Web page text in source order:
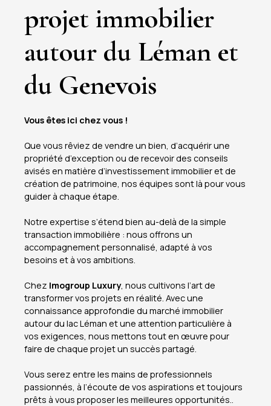
projet immobilier
autour du Léman et
du Genevois
Vous êtes ici chez vous !
Que vous rêviez de vendre un bien, d’acquérir une
propriété d’exception ou de recevoir des conseils
avisés en matière d’investissement immobilier et de
création de patrimoine, nos équipes sont là pour vous
guider à chaque étape.
Notre expertise s’étend bien au-delà de la simple
transaction immobilière : nous offrons un
accompagnement personnalisé, adapté à vos
besoins et à vos ambitions.
Chez Imogroup Luxury, nous cultivons l’art de
transformer vos projets en réalité. Avec une
connaissance approfondie du marché immobilier
autour du lac Léman et une attention particulière à
vos exigences, nous mettons tout en œuvre pour
faire de chaque projet un succès partagé.
Vous serez entre les mains de professionnels
passionnés, à l’écoute de vos aspirations et toujours
prêts à vous proposer les meilleures opportunités..